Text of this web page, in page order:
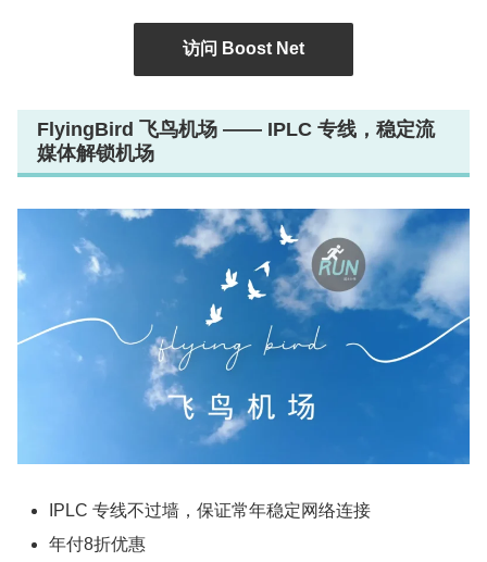
访问 Boost Net
FlyingBird 飞鸟机场 —— IPLC 专线，稳定流
媒体解锁机场
IPLC 专线不过墙，保证常年稳定网络连接
年付8折优惠